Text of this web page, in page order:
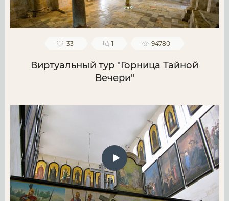
33 1 94780
Виртуальный тур "Горница Тайной
Вечери"